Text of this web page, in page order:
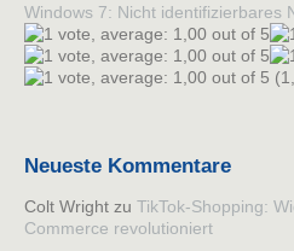
Windows 7: Nicht identifizierbares
Neueste Kommentare
Colt Wright zu TikTok-Shopping:
Commerce revolutioniert